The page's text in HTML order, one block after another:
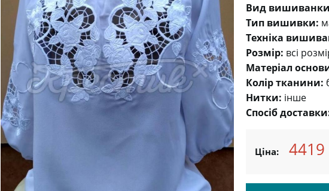
Вид
Тип вишивки:
Техніка
Розмір: всі
Матеріал
Колір тканини:
Нитки: інше
Спосіб
Ціна: 4419